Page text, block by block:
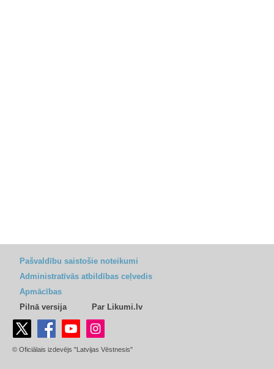
Pašvaldību saistošie noteikumi
Administratīvās atbildības ceļvedis
Apmācības
Pilnā versija
Par Likumi.lv
© Oficiālais izdevējs "Latvijas Vēstnesis"